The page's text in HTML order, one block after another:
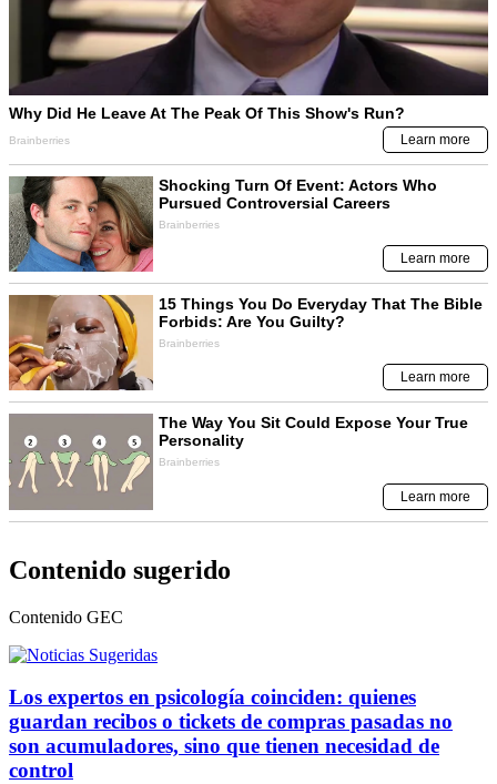
Contenido sugerido
Contenido GEC
Los expertos en psicología coinciden: quienes
guardan recibos o tickets de compras pasadas no
son acumuladores, sino que tienen necesidad de
control